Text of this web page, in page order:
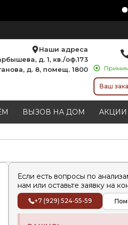
Наши адреса
д. 1, кв./оф.173
д. 8, помещ. 1800
Ваш
ВЫЗОВ НА ДОМ АКЦИИ
Если есть вопросы по
нам или оставьте заявку на
+7 (929) 524-55-59